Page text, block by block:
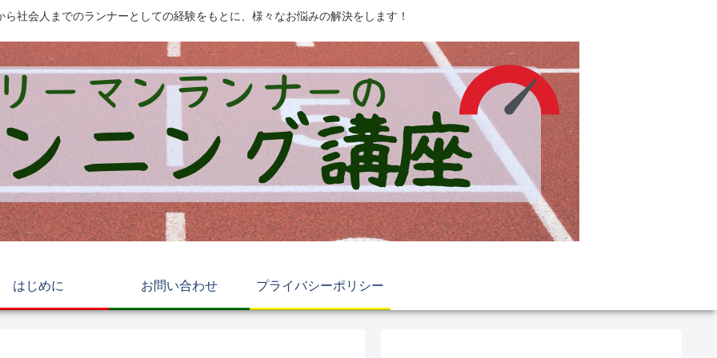
ら社会人までのランナーとしての経験をもとに、様々なお悩みの解決をします！
はじめに お問い合わせ プライバシーポリシー